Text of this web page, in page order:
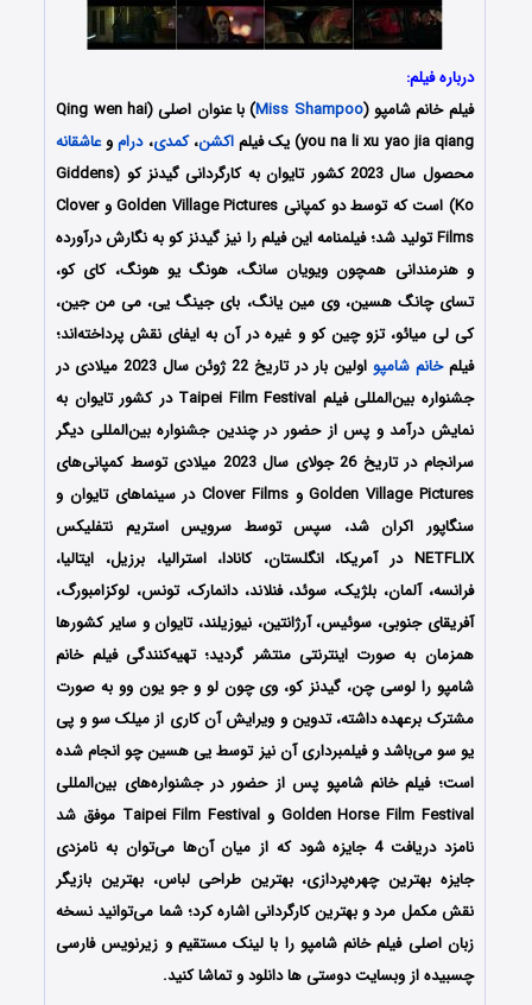
درباره فیلم:
فیلم خانم شامپو (Miss Shampoo
) با عنوان اصلی (Qing wen hai
you na li xu yao jia qiang) یک فیلم
اکشن،کمدی،دراموعاشقانه
محصول سال 2023 کشور تایوان به کارگردانی گیدنز کو (Giddens
Ko) است که توسط دو کمپانی‌ Golden Village Pictures و Clover
Films تولید شد؛ فیلمنامه این فیلم را نیز گیدنز کو به نگارش درآورده
و هنرمندانی همچون ویویان سانگ، هونگ یو هونگ، کای کو،
تسای چانگ هسین، وی مین یانگ، بای جینگ یی، می من جین،
کی لی میائو، تزو چین کو و غیره در آن به ایفای نقش پرداخته‌اند؛
فیلمخانم شامپو
اولین بار در تاریخ 22 ژوئن سال 2023 میلادی در
جشنواره بین‌المللی فیلم Taipei Film Festival در کشور تایوان به
نمایش درآمد و پس از حضور در چندین جشنواره بین‌المللی دیگر
سرانجام در تاریخ 26 جولای سال 2023 میلادی توسط کمپانی‌‌‌های
Golden Village Pictures و Clover Films در سینماهای تایوان و
سنگاپور اکران شد، سپس توسط سرویس استریم نتفلیکس
NETFLIX در آمریکا، انگلستان، کانادا، استرالیا، برزیل، ایتالیا،
فرانسه، آلمان، بلژیک، سوئد، فنلاند، دانمارک، تونس، لوکزامبورگ،
آفریقای جنوبی، سوئیس، آرژانتین، نیوزیلند، تایوان و سایر کشورها
همزمان به صورت اینترنتی منتشر گردید؛ تهیه‌کنندگی فیلم خانم
شامپو را لوسی چن، گیدنز کو، وی چون لو و جو یون وو به صورت
مشترک برعهده داشته، تدوین و ویرایش آن کاری از میلک سو و پی
یو سو می‌باشد و فیلمبرداری آن نیز توسط یی هسین چو انجام شده
است؛ فیلم خانم شامپو پس از حضور در جشنواره‌‌‌های بین‌المللی
Golden Horse Film Festival و Taipei Film Festival موفق شد
نامزد دریافت 4 جایزه شود که از میان آن‌ها می‌توان به نامزدی
جایزه بهترین چهره‌پردازی، بهترین طراحی لباس، بهترین بازیگر
نقش مکمل مرد و بهترین کارگردانی اشاره کرد؛ شما می‌توانید نسخه
زبان اصلی فیلم خانم شامپو را با ‌لینک مستقیم و زیرنویس فارسی
چسبیده از وبسایت دوستی ها دانلود و تماشا کنید.